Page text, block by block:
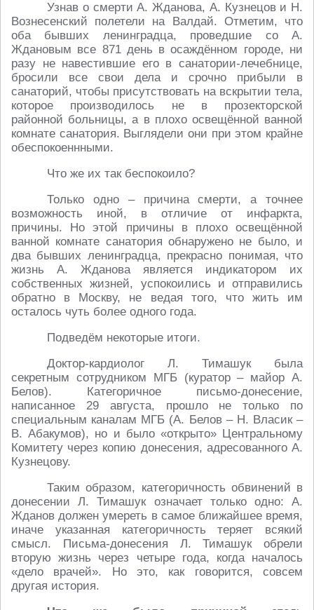
Узнав о смерти А. Жданова, А. Кузнецов и Н.
Вознесенский полетели на Валдай. Отметим, что
оба бывших ленинградца, проведшие со А.
Ждановым все 871 день в осаждённом городе, ни
разу не навестившие его в санатории-лечебнице,
бросили все свои дела и срочно прибыли в
санаторий, чтобы присутствовать на вскрытии тела,
которое производилось не в прозекторской
районной больницы, а в плохо освещённой ванной
комнате санатория. Выглядели они при этом крайне
обеспокоеннными.
Что же их так беспокоило?
Только одно – причина смерти, а точнее
возможность иной, в отличие от инфаркта,
причины. Но этой причины в плохо освещённой
ванной комнате санатория обнаружено не было, и
два бывших ленинградца, прекрасно понимая, что
жизнь А. Жданова является индикатором их
собственных жизней, успокоились и отправились
обратно в Москву, не ведая того, что жить им
осталось чуть более одного года.
Подведём некоторые итоги.
Доктор-кардиолог Л. Тимашук была
секретным сотрудником МГБ (куратор – майор А.
Белов). Категоричное письмо-донесение,
написанное 29 августа, прошло не только по
специальным каналам МГБ (А. Белов – Н. Власик –
В. Абакумов), но и было «открыто» Центральному
Комитету через копию донесения, адресованного А.
Кузнецову.
Таким образом, категоричность обвинений в
донесении Л. Тимашук означает только одно: А.
Жданов должен умереть в самое ближайшее время,
иначе указанная категоричность теряет всякий
смысл. Письма-донесения Л. Тимашук обрели
вторую жизнь через четыре года, когда началось
«дело врачей». Но это, как говорится, совсем
другая история.